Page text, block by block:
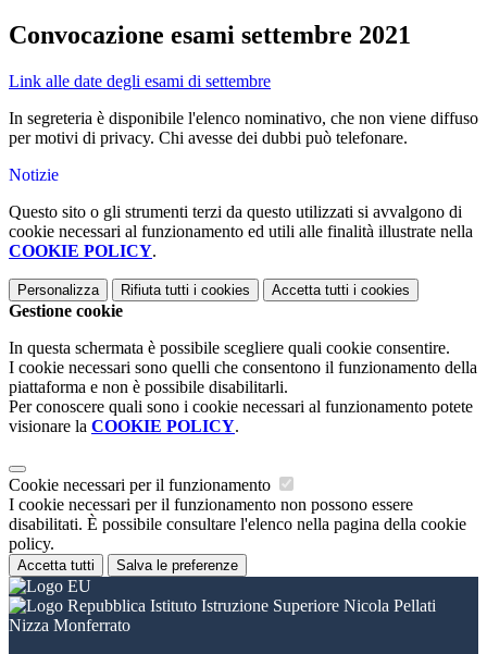
Convocazione esami settembre 2021
Link alle date degli esami di settembre
In segreteria è disponibile l'elenco nominativo, che non viene diffuso
per motivi di privacy. Chi avesse dei dubbi può telefonare.
Notizie
Questo sito o gli strumenti terzi da questo utilizzati si avvalgono di
cookie necessari al funzionamento ed utili alle finalità illustrate nella
COOKIE POLICY.
Personalizza Rifiuta tutti i cookies Accetta tutti i cookies
Gestione cookie
In questa schermata è possibile scegliere quali cookie consentire.
I cookie necessari sono quelli che consentono il funzionamento della
piattaforma e non è possibile disabilitarli.
Per conoscere quali sono i cookie necessari al funzionamento potete
visionare la COOKIE POLICY.
Cookie necessari per il funzionamento
I cookie necessari per il funzionamento non possono essere
disabilitati. È possibile consultare l'elenco nella pagina della cookie
policy.
Accetta tutti Salva le preferenze
Istituto Istruzione Superiore Nicola Pellati
Nizza Monferrato